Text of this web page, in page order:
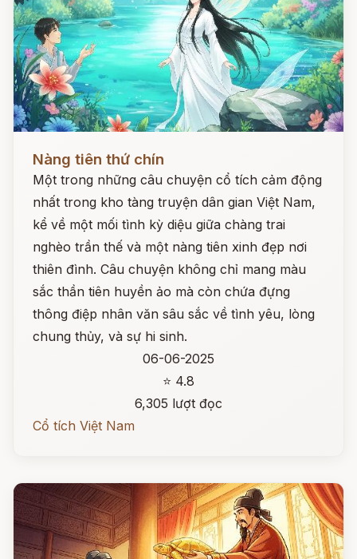
Nàng tiên thứ chín
Một trong những câu chuyện cổ tích cảm động
nhất trong kho tàng truyện dân gian Việt Nam,
kể về một mối tình kỳ diệu giữa chàng trai
nghèo trần thế và một nàng tiên xinh đẹp nơi
thiên đình. Câu chuyện không chỉ mang màu
sắc thần tiên huyền ảo mà còn chứa đựng
thông điệp nhân văn sâu sắc về tình yêu, lòng
chung thủy, và sự hi sinh.
06-06-2025
⭐ 4.8
6,305 lượt đọc
Cổ tích Việt Nam